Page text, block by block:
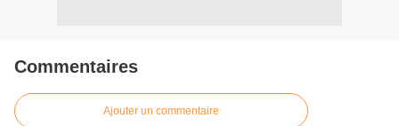
Commentaires
Ajouter un commentaire